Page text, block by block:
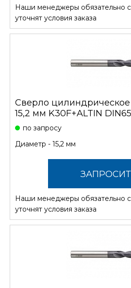
Наши менеджеры обязательно
уточнят условия заказа
Сверло цилиндрическое
15,2 мм K30F+ALTIN
по запросу
Диаметр - 15,2 мм
Наши менеджеры обязательно
уточнят условия заказа